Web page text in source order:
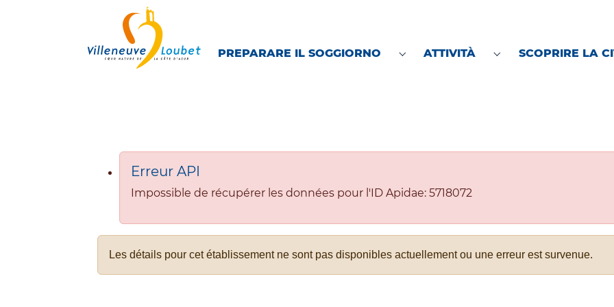
PREPARARE IL SOGGIORNO
Submenu for "Preparare il soggiorno"
ATTIVITÀ
Submenu for
SCOPRIRE LA
Erreur API
Impossible de récupérer les données pour l'ID Apidae: 5718072
Les détails pour cet établissement ne sont pas disponibles actuellement ou une erreur est survenue.